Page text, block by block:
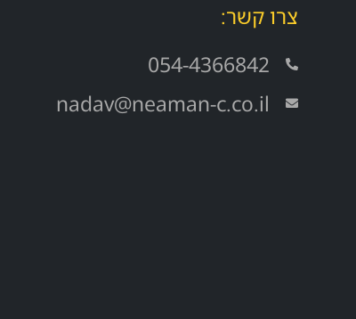
צרו קשר:
054-4366842
nadav@neaman-c.co.il